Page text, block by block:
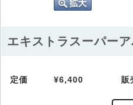
エキストラスーパー
定価 ¥6,400 販